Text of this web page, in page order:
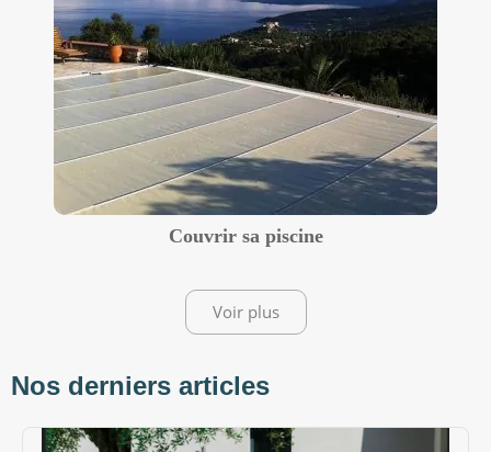
Couvrir sa piscine
Voir plus
Nos derniers articles